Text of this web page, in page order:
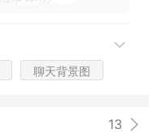
聊天背景图
13